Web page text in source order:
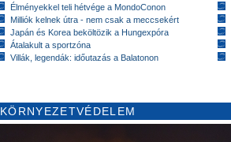
Élményekkel teli hétvége a MondoConon
Milliók kelnek útra - nem csak a meccsekért
Japán és Korea beköltözik a Hungexpóra
Átalakult a sportzóna
Villák, legendák: időutazás a Balatonon
KÖRNYEZETVÉDELEM